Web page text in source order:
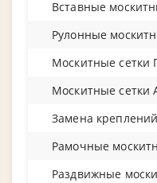
Вставные
Рулонные
Москитные сетки
Москитные сетки
Замена
Рамочные
Раздвижные